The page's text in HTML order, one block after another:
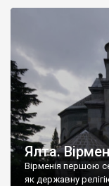
Херсонесі
А потім було
Ялта.
Вірменія першою
як державну